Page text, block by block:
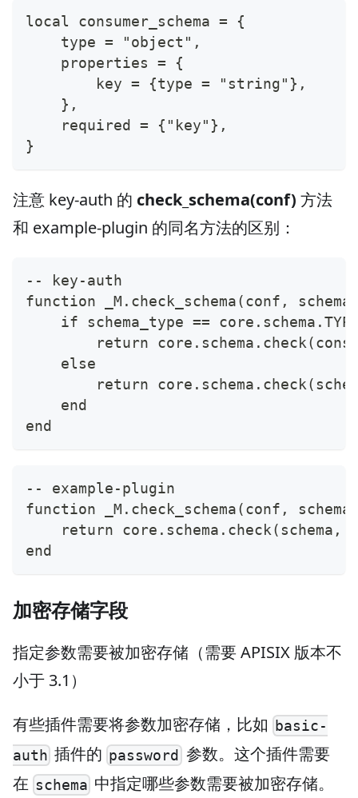
local consumer_schema = {
    type = "object",
    properties = {
        key = {type = "string"},
    },
    required = {"key"},
}
注意 key-auth 的 check_schema(conf) 方法
和 example-plugin 的同名方法的区别：
-- key-auth
function _M.check_schema(conf,
if schema_type ==
return
    else
return
    end
end
-- example-plugin
function _M.check_schema(conf,
return core.schema.check(schema,
end
加密存储字段
指定参数需要被加密存储（需要 APISIX 版本不
小于 3.1）
有些插件需要将参数加密存储，比如 basic-
auth 插件的password 参数。这个插件需要
在 schema 中指定哪些参数需要被加密存储。